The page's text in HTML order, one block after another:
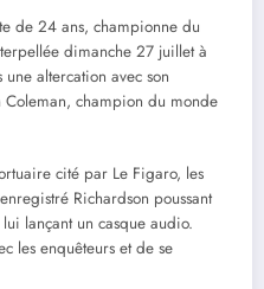
de 24 ans, championne du
dimanche 27 juillet à
une altercation avec son
champion du monde
cité par Le Figaro, les
Richardson poussant
lançant un casque audio.
les enquêteurs et de se